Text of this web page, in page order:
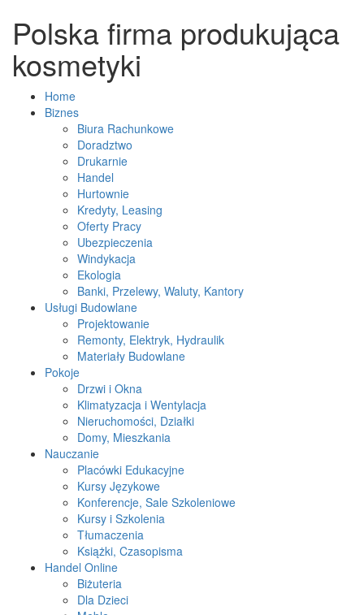
Polska firma produkująca
kosmetyki
Home
Biznes
Biura Rachunkowe
Doradztwo
Drukarnie
Handel
Hurtownie
Kredyty, Leasing
Oferty Pracy
Ubezpieczenia
Windykacja
Ekologia
Banki, Przelewy, Waluty, Kantory
Usługi Budowlane
Projektowanie
Remonty, Elektryk, Hydraulik
Materiały Budowlane
Pokoje
Drzwi i Okna
Klimatyzacja i Wentylacja
Nieruchomości, Działki
Domy, Mieszkania
Nauczanie
Placówki Edukacyjne
Kursy Językowe
Konferencje, Sale Szkoleniowe
Kursy i Szkolenia
Tłumaczenia
Książki, Czasopisma
Handel Online
Biżuteria
Dla Dzieci